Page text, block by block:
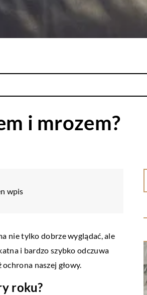
i mrozem?
wpis
nie tylko dobrze wyglądać, ale
i bardzo szybko odczuwa
naszej głowy.
roku?